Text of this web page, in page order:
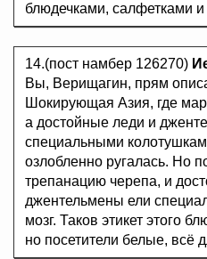
блюдечками, салфетками
14.(пост намбер 126270)
Вы, Верищагин, прям
Шокирующая Азия, где
а достойные леди и
специальными
озлобленно ругалась. Но
трепанацию черепа, и
джентельмены ели
мозг. Таков этикет этого
но посетители белые, всё